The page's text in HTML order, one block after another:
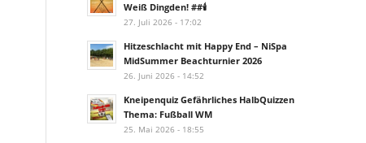
Weiß Dingden! ##🕯️
27. Juli 2026 - 17:02
Hitzeschlacht mit Happy End – NiSpa
MidSummer Beachturnier 2026
26. Juni 2026 - 14:52
Kneipenquiz Gefährliches HalbQuizzen
Thema: Fußball WM
25. Mai 2026 - 18:55